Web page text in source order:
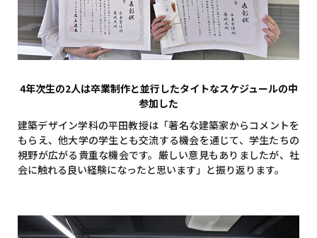
4年次生の2人は卒業制作と並行したタイトなスケジュールの中
参加した
建築デザイン学科の平田教授は「著名な建築家からコメントを
もらえ、他大学の学生とも交流する機会を通じて、学生たちの
視野が広がる貴重な機会です。厳しい意見もありましたが、社
会に触れる良い経験になったと思います」と振り返ります。